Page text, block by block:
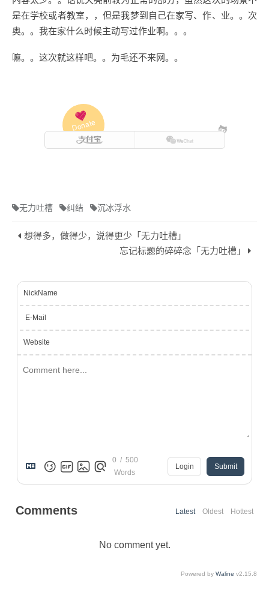
是在学校或者教室，，但是我梦到自己在家写、作、业。。次
奥。。我在家什么时候主动写过作业啊。。。
嘛。。这次就这样吧。。为毛还不来网。。
Donate
无力吐槽 纠结 沉冰浮水
想得多，做得少，说得更少「无力吐槽」
忘记标题的碎碎念「无力吐槽」
NickName
E-Mail
Website
0 /500
Words
Login Submit
Comments Latest Oldest Hottest
No comment yet.
Powered by Waline v2.15.8